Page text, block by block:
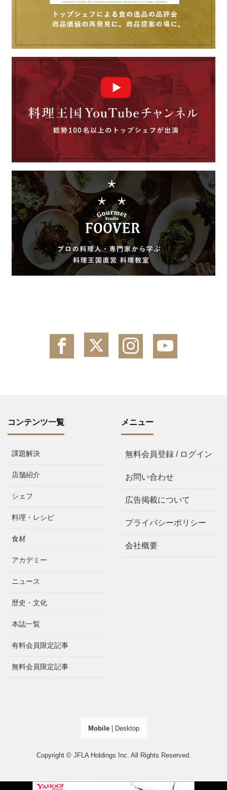
コンテンツ一覧
課題解決
店舗紹介
シェフ
料理・レシピ
食材
アカデミー
ニュース
歴史・文化
本誌一覧
有料会員限定記事
無料会員限定記事
メニュー
無料会員登録 / ログイン
お問い合わせ
広告掲載について
プライバシーポリシー
会社概要
Mobile| Desktop
Copyright © JFLA Holdings Inc. All Rights Reserved.